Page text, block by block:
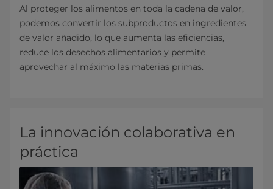
Al proteger los alimentos en toda la cadena de valor,
podemos convertir los subproductos en ingredientes
de valor añadido, lo que aumenta las eficiencias,
reduce los desechos alimentarios y permite
aprovechar al máximo las materias primas.
La innovación colaborativa en
práctica